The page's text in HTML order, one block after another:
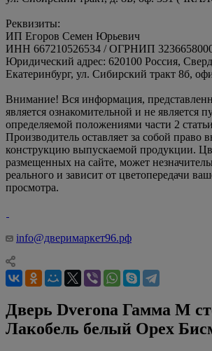
Реквизиты:
ИП Егоров Семен Юрьевич
ИНН 667210526534 / ОГРНИП
Юридический адрес: 620100 Россия,
Екатеринбург, ул. Сибирский тракт 8б,
Внимание! Вся информация,
является ознакомительной и не является
определяемой положениями части 2
Производитель оставляет за собой право
конструкцию выпускаемой продукции.
размещенных на сайте, может
реального и зависит от цветопередачи
просмотра.
info@дверимаркет96.рф
Дверь Dverona Гамма М
Лакобель белый Орех